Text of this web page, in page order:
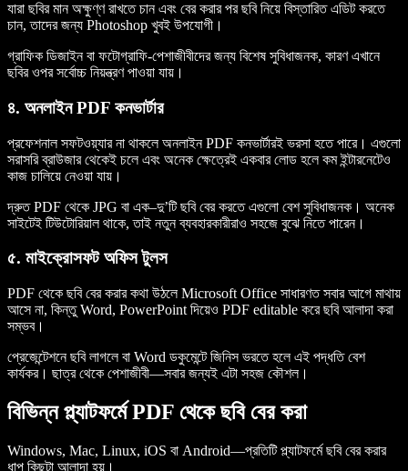
যারা ছবির মান অক্ষুণ্ণ রাখতে চান এবং বের করার পর ছবি নিয়ে বিস্তারিত এডিট করতে
চান, তাদের জন্য Photoshop খুবই উপযোগী।
গ্রাফিক ডিজাইন বা ফটোগ্রাফি-পেশাজীবীদের জন্য বিশেষ সুবিধাজনক, কারণ এখানে
ছবির ওপর সর্বোচ্চ নিয়ন্ত্রণ পাওয়া যায়।
৪. অনলাইন PDF কনভার্টার
প্রফেশনাল সফটওয়্যার না থাকলে অনলাইন PDF কনভার্টারই ভরসা হতে পারে। এগুলো
সরাসরি ব্রাউজার থেকেই চলে এবং অনেক ক্ষেত্রেই একবার লোড হলে কম ইন্টারনেটেও
কাজ চালিয়ে নেওয়া যায়।
দ্রুত PDF থেকে JPG বা এক–দু’টি ছবি বের করতে এগুলো বেশ সুবিধাজনক। অনেক
সাইটেই টিউটোরিয়াল থাকে, তাই নতুন ব্যবহারকারীরাও সহজে বুঝে নিতে পারেন।
৫. মাইক্রোসফট অফিস টুলস
PDF থেকে ছবি বের করার কথা উঠলে Microsoft Office সাধারণত সবার আগে মাথায়
আসে না, কিন্তু Word, PowerPoint দিয়েও PDF editable করে ছবি আলাদা করা
সম্ভব।
প্রেজেন্টেশনে ছবি লাগলে বা Word ডকুমেন্টে জিনিস ভরতে হলে এই পদ্ধতি বেশ
কার্যকর। ছাত্র থেকে পেশাজীবী—সবার জন্যই এটা সহজ কৌশল।
বিভিন্ন প্ল্যাটফর্মে PDF থেকে ছবি বের করা
Windows, Mac, Linux, iOS বা Android—প্রতিটি প্ল্যাটফর্মে ছবি বের করার
ধাপ কিছুটা আলাদা হয়।